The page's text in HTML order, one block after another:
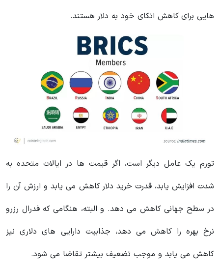
هایی برای کاهش اتکای خود به دلار هستند.
تورم یک عامل دیگر است، اگر قیمت ها در ایالات متحده به
شدت افزایش یابد، قدرت خرید دلار کاهش می یابد و ارزش آن را
در سطح جهانی کاهش می دهد. و البته، هنگامی که فدرال رزرو
نرخ بهره را کاهش می دهد، جذابیت دارایی های دلاری نیز
کاهش می یابد و موجب تضعیف بیشتر تقاضا می شود.